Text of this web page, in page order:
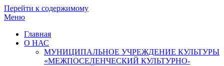
Перейти к содержимому
Меню
Главная
О НАС
МУНИЦИПАЛЬНОЕ УЧРЕЖДЕНИЕ КУЛЬТУРЫ
«МЕЖПОСЕЛЕНЧЕСКИЙ КУЛЬТУРНО-